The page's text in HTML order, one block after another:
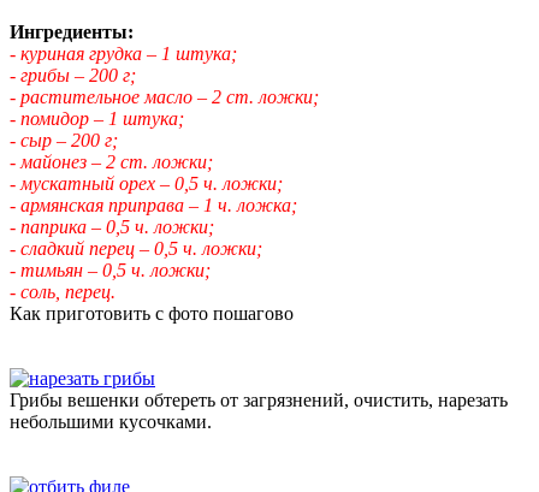
Ингредиенты:
- куриная грудка – 1 штука;
- грибы – 200 г;
- растительное масло – 2 ст. ложки;
- помидор – 1 штука;
- сыр – 200 г;
- майонез – 2 ст. ложки;
- мускатный орех – 0,5 ч. ложки;
- армянская приправа – 1 ч. ложка;
- паприка – 0,5 ч. ложки;
- сладкий перец – 0,5 ч. ложки;
- тимьян – 0,5 ч. ложки;
- соль, перец.
Как приготовить с фото пошагово
Грибы вешенки обтереть от загрязнений, очистить, нарезать
небольшими кусочками.